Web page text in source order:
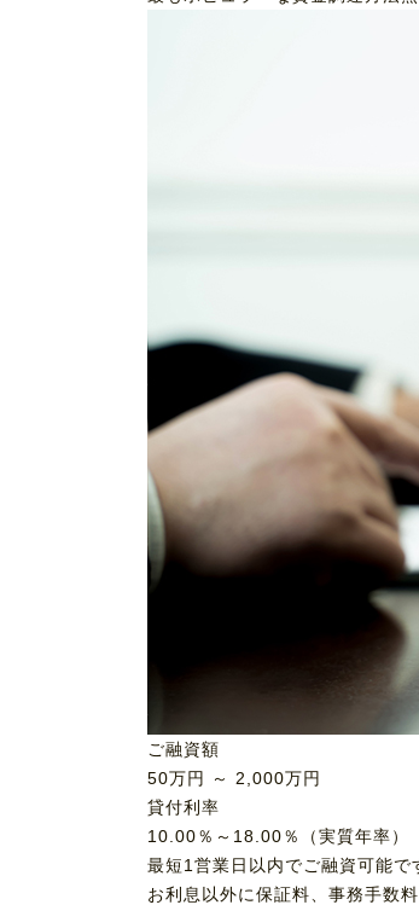
ご融資額
50万円 ～ 2,000万円
貸付利率
10.00％～18.00％（実質年率）
最短1営業日以内でご融資可能で
お利息以外に保証料、事務手数